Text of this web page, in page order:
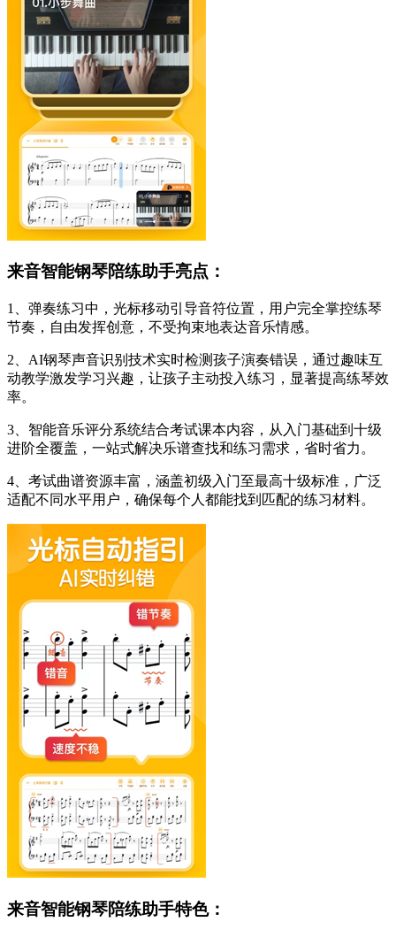
来音智能钢琴陪练助手亮点：
1、弹奏练习中，光标移动引导音符位置，用户完全掌控练琴
节奏，自由发挥创意，不受拘束地表达音乐情感。
2、AI钢琴声音识别技术实时检测孩子演奏错误，通过趣味互
动教学激发学习兴趣，让孩子主动投入练习，显著提高练琴效
率。
3、智能音乐评分系统结合考试课本内容，从入门基础到十级
进阶全覆盖，一站式解决乐谱查找和练习需求，省时省力。
4、考试曲谱资源丰富，涵盖初级入门至最高十级标准，广泛
适配不同水平用户，确保每个人都能找到匹配的练习材料。
来音智能钢琴陪练助手特色：